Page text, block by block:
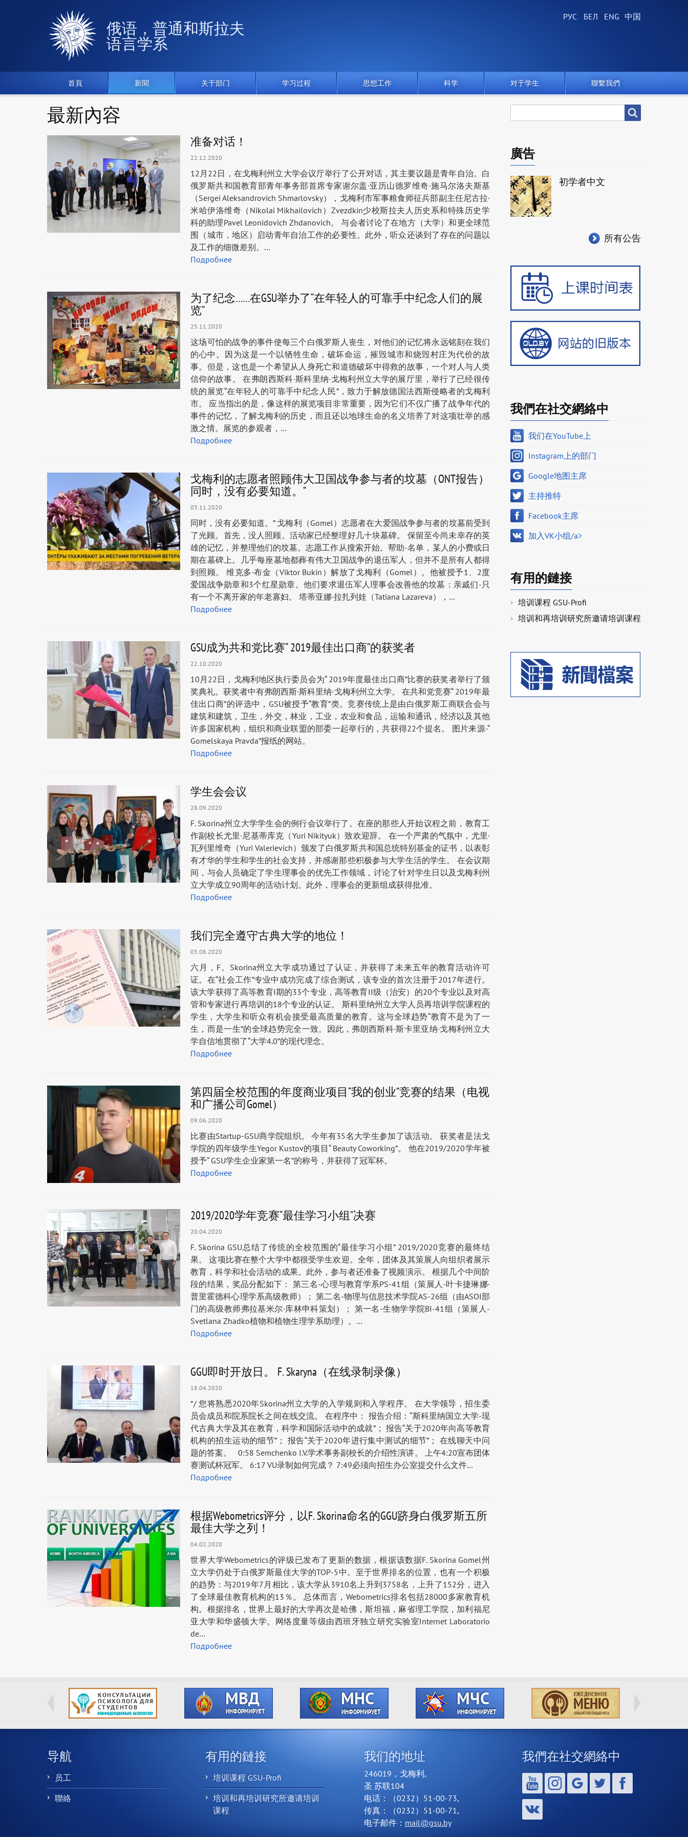
俄语，普通和斯拉夫
语言学系
首頁 新聞 关于部门 学习过程 思想工作 科学 对于学生 聯繫我們
最新內容
准备对话！
22.12.2020
12月22日，在戈梅利州立大学会议厅举行了公开对话，其主要议题是青年自治。白
俄罗斯共和国教育部青年事务部首席专家谢尔盖·亚历山德罗维奇·施马尔洛夫斯基
（Sergei Aleksandrovich Shmarlovsky），戈梅利市军事粮食师征兵部副主任尼古拉·
米哈伊洛维奇（Nikolai Mikhailovich）Zvezdkin少校斯拉夫人历史系和特殊历史学
科的助理Pavel Leonidovich Zhdanovich。 与会者讨论了在地方（大学）和更全球范
围（城市，地区）启动青年自治工作的必要性。此外，听众还谈到了存在的问题以
及工作的细微差别。…
Подробнее
为了纪念……在GSU举办了“在年轻人的可靠手中纪念人们的展
览”
25.11.2020
这场可怕的战争的事件使每三个白俄罗斯人丧生，对他们的记忆将永远铭刻在我们
的心中。因为这是一个以牺牲生命，破坏命运，摧毁城市和烧毁村庄为代价的故
事。但是，这也是一个希望从人身死亡和道德破坏中得救的故事，一个对人与人类
信仰的故事。 在弗朗西斯科·斯科里纳·戈梅利州立大学的展厅里，举行了已经很传
统的展览“在年轻人的可靠手中纪念人民”，致力于解放德国法西斯侵略者的戈梅利
市。 应当指出的是，像这样的展览项目非常重要，因为它们不仅广播了战争年代的
事件的记忆，了解戈梅利的历史，而且还以地球生命的名义培养了对这项壮举的感
激之情。展览的参观者，…
Подробнее
戈梅利的志愿者照顾伟大卫国战争参与者的坟墓（ONT报告）
同时，没有必要知道。”
03.11.2020
同时，没有必要知道。” 戈梅利（Gomel）志愿者在大爱国战争参与者的坟墓前受到
了光顾。首先，没人照顾。活动家已经整理好几十块墓碑。 保留至今尚未幸存的英
雄的记忆，并整理他们的坟墓。志愿工作从搜索开始。帮助-名单，某人的小费或日
期在墓碑上。几乎每座墓地都葬有伟大卫国战争的退伍军人，但并不是所有人都得
到照顾。 维克多·布金（Viktor Bukin）解放了戈梅利（Gomel）。他被授予1、2度
爱国战争勋章和3个红星勋章。他们要求退伍军人理事会改善他的坟墓：亲戚们-只
有一个不离开家的年老寡妇。 塔蒂亚娜·拉扎列娃（Tatiana Lazareva），…
Подробнее
GSU成为共和党比赛“ 2019最佳出口商”的获奖者
22.10.2020
10月22日，戈梅利地区执行委员会为“ 2019年度最佳出口商”比赛的获奖者举行了颁
奖典礼。获奖者中有弗朗西斯·斯科里纳·戈梅利州立大学。 在共和党竞赛“ 2019年最
佳出口商”的评选中，GSU被授予“教育”类。竞赛传统上是由白俄罗斯工商联合会与
建筑和建筑，卫生，外交，林业，工业，农业和食品，运输和通讯，经济以及其他
许多国家机构，组织和商业联盟的部委一起举行的，共获得22个提名。 图片来源-“
Gomelskaya Pravda”报纸的网站。
Подробнее
学生会会议
28.09.2020
F. Skorina州立大学学生会的例行会议举行了。在座的那些人开始议程之前，教育工
作副校长尤里·尼基蒂库克（Yuri Nikityuk）致欢迎辞。 在一个严肃的气氛中，尤里·
瓦列里维奇（Yuri Valerievich）颁发了白俄罗斯共和国总统特别基金的证书，以表彰
有才华的学生和学生的社会支持，并感谢那些积极参与大学生活的学生。 在会议期
间，与会人员确定了学生理事会的优先工作领域，讨论了针对学生日以及戈梅利州
立大学成立90周年的活动计划。此外，理事会的更新组成获得批准。
Подробнее
我们完全遵守古典大学的地位！
03.08.2020
六月，F。Skorina州立大学成功通过了认证，并获得了未来五年的教育活动许可
证。在“社会工作”专业中成功完成了综合测试，该专业的首次注册于2017年进行。
该大学获得了高等教育I期的33个专业，高等教育II级（治安）的20个专业以及对高
管和专家进行再培训的18个专业的认证。 斯科里纳州立大学人员再培训学院课程的
学生，大学生和听众有机会接受最高质量的教育。这与全球趋势“教育不是为了一
生，而是一生”的全球趋势完全一致。因此，弗朗西斯科·斯卡里亚纳·戈梅利州立大
学自信地贯彻了“大学4.0”的现代理念。
Подробнее
第四届全校范围的年度商业项目“我的创业”竞赛的结果（电视
和广播公司Gomel）
09.06.2020
比赛由Startup-GSU商学院组织。 今年有35名大学生参加了该活动。 获奖者是法戈
学院的四年级学生Yegor Kustov的项目“ Beauty Coworking”。 他在2019/2020学年被
授予“ GSU学生企业家第一名”的称号，并获得了冠军杯。
Подробнее
2019/2020学年竞赛“最佳学习小组”决赛
20.04.2020
F. Skorina GSU总结了传统的全校范围的“最佳学习小组” 2019/2020竞赛的最终结
果。 这项比赛在整个大学中都很受学生欢迎。全年，团体及其策展人向组织者展示
教育，科学和社会活动的成果。此外，参与者还准备了视频演示。 根据几个中间阶
段的结果，奖品分配如下： 第三名-心理与教育学系PS-41组（策展人-叶卡捷琳娜·
普里霍德科心理学系高级教师）； 第二名-物理与信息技术学院AS-26组（由ASOI部
门的高级教师弗拉基米尔·库林申科策划）； 第一名-生物学学院BI-41组（策展人-
Svetlana Zhadko植物和植物生理学系助理）。…
Подробнее
GGU即时开放日。 F. Skaryna（在线录制录像）
18.04.2020
*/ 您将熟悉2020年Skorina州立大学的入学规则和入学程序。 在大学领导，招生委
员会成员和院系院长之间在线交流。 在程序中： 报告介绍：“斯科里纳国立大学-现
代古典大学及其在教育，科学和国际活动中的成就”； 报告“关于2020年向高等教育
机构的招生运动的细节”； 报告“关于2020年进行集中测试的细节”； 在线聊天中问
题的答案。 0:58 Semchenko I.V.学术事务副校长的介绍性演讲。 上午4:20宣布团体
赛测试杯冠军。 6:17 VU录制如何完成？ 7:49必须向招生办公室提交什么文件…
Подробнее
根据Webometrics评分，以F. Skorina命名的GGU跻身白俄罗斯五所
最佳大学之列！
04.02.2020
世界大学Webometrics的评级已发布了更新的数据，根据该数据F. Skorina Gomel州
立大学仍处于白俄罗斯最佳大学的TOP-5中。至于世界排名的位置，也有一个积极
的趋势：与2019年7月相比，该大学从3910名上升到3758名，上升了152分，进入
了全球最佳教育机构的13％。 总体而言，Webometrics排名包括28000多家教育机
构。根据排名，世界上最好的大学再次是哈佛，斯坦福，麻省理工学院，加利福尼
亚大学和华盛顿大学。网络度量等级由西班牙独立研究实验室Internet Laboratorio
de…
Подробнее
尋
廣告
初学者中文
所有公告
我們在社交網絡中
我们在YouTube上
Instagram上的部门
Google地图主席
主持推特
Facebook主席
加入VK小组/a>
有用的鏈接
培训课程 GSU-Profi
培训和再培训研究所邀请培训课程
导航
员工
聯絡
有用的鏈接
培训课程 GSU-Profi
培训和再培训研究所邀请培训
课程
我们的地址
246019，戈梅利,
圣 苏联104
电话：（0232）51-00-73,
传真：（0232）51-00-71,
电子邮件： mail@gsu.by
我們在社交網絡中